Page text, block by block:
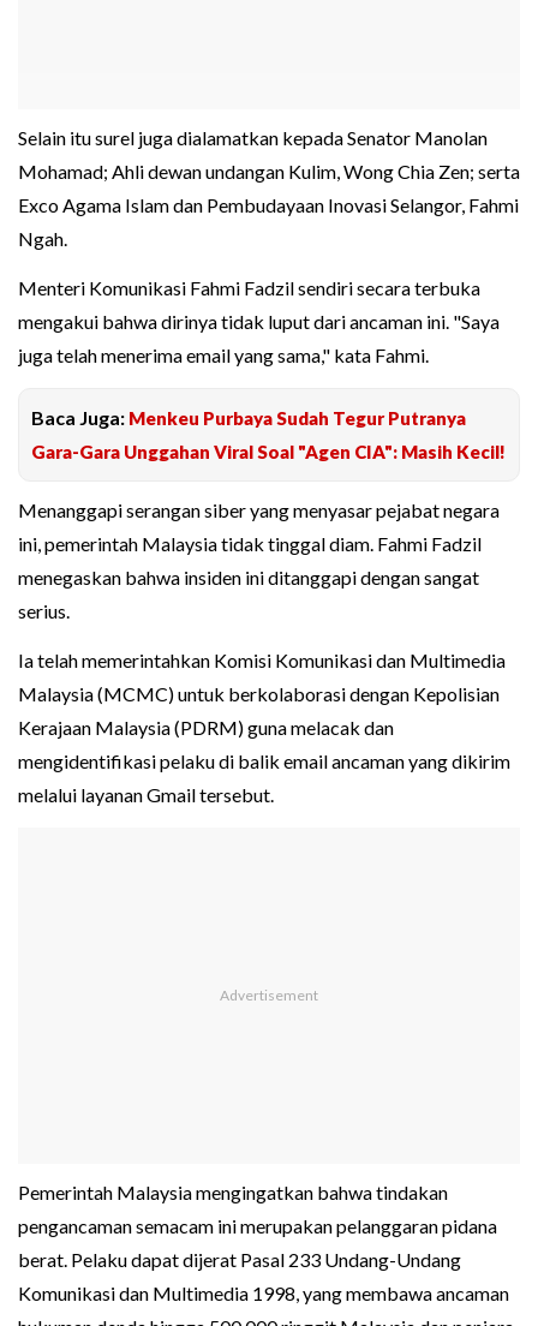
Selain itu surel juga dialamatkan kepada Senator Manolan
Mohamad; Ahli dewan undangan Kulim, Wong Chia Zen; serta
Exco Agama Islam dan Pembudayaan Inovasi Selangor, Fahmi
Ngah.
Menteri Komunikasi Fahmi Fadzil sendiri secara terbuka
mengakui bahwa dirinya tidak luput dari ancaman ini. "Saya
juga telah menerima email yang sama," kata Fahmi.
Baca Juga: Menkeu Purbaya Sudah Tegur Putranya
Gara-Gara Unggahan Viral Soal "Agen CIA": Masih Kecil!
Menanggapi serangan siber yang menyasar pejabat negara
ini, pemerintah Malaysia tidak tinggal diam. Fahmi Fadzil
menegaskan bahwa insiden ini ditanggapi dengan sangat
serius.
Ia telah memerintahkan Komisi Komunikasi dan Multimedia
Malaysia (MCMC) untuk berkolaborasi dengan Kepolisian
Kerajaan Malaysia (PDRM) guna melacak dan
mengidentifikasi pelaku di balik email ancaman yang dikirim
melalui layanan Gmail tersebut.
Pemerintah Malaysia mengingatkan bahwa tindakan
pengancaman semacam ini merupakan pelanggaran pidana
berat. Pelaku dapat dijerat Pasal 233 Undang-Undang
Komunikasi dan Multimedia 1998, yang membawa ancaman